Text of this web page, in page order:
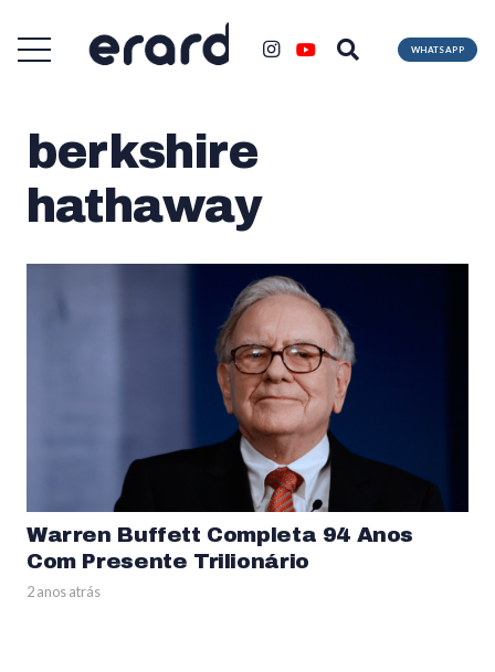
WHATSAPP
berkshire
hathaway
Warren Buffett Completa 94 Anos
Com Presente Trilionário
2 anos atrás